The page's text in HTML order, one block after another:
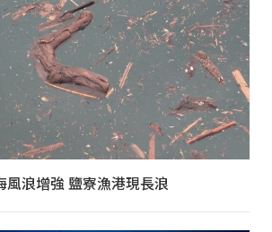
風浪增強 鹽寮漁港現長浪